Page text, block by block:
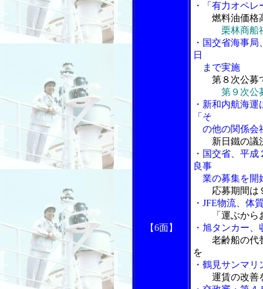
【6面】
・「有力オペ
燃料油価格
栗林商
・国交省海事
日
まで実施
第８次公募
第９次公
・新和内航海
「そ
の他の関係会
新日鐵の議
・国交省、平
良事
業の募集を開
応募期間は
・JFE物流、体
「運ぶか
・旭タンカー
老齢船の代
を
・鶴見サンマ
運賃の改善